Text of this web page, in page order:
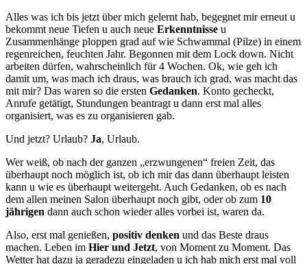
Alles was ich bis jetzt über mich gelernt hab, begegnet mir erneut u
bekommt neue Tiefen u auch neue Erkenntnisse u
Zusammenhänge ploppen grad auf wie Schwammal (Pilze) in einem
regenreichen, feuchten Jahr. Begonnen mit dem Lock down. Nicht
arbeiten dürfen, wahrscheinlich für 4 Wochen. Ok, wie geh ich
damit um, was mach ich draus, was brauch ich grad, was macht das
mit mir? Das waren so die ersten Gedanken. Konto gecheckt,
Anrufe getätigt, Stundungen beantragt u dann erst mal alles
organisiert, was es zu organisieren gab.
Und jetzt? Urlaub? Ja, Urlaub.
Wer weiß, ob nach der ganzen „erzwungenen“ freien Zeit, das
überhaupt noch möglich ist, ob ich mir das dann überhaupt leisten
kann u wie es überhaupt weitergeht. Auch Gedanken, ob es nach
dem allen meinen Salon überhaupt noch gibt, oder ob zum 10
jährigen dann auch schon wieder alles vorbei ist, waren da.
Also, erst mal genießen, positiv denken und das Beste draus
machen. Leben im Hier und Jetzt, von Moment zu Moment. Das
Wetter hat dazu ja geradezu eingeladen u ich hab mich erst mal voll